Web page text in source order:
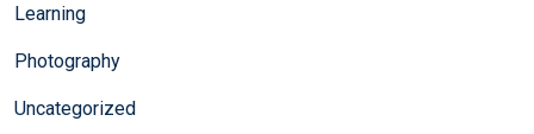
Learning
Photography
Uncategorized